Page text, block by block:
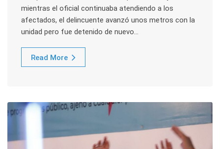
mientras el oficial continuaba atendiendo a los
afectados, el delincuente avanzó unos metros con la
unidad pero fue detenido de nuevo…
Read More